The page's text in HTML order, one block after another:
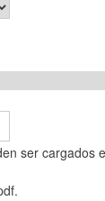
ser cargados